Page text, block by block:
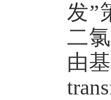
发”
二
由